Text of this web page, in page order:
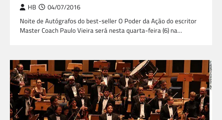
HB 04/07/2016
Noite de Autógrafos do best-seller O Poder da Ação do escritor
Master Coach Paulo Vieira será nesta quarta-feira (6) na…